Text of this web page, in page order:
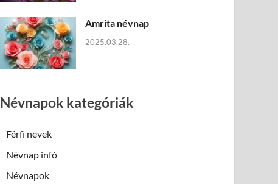
Amrita névnap
2025.03.28.
Névnapok kategóriák
Férfi nevek
Névnap infó
Névnapok